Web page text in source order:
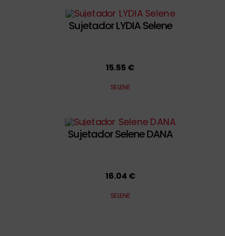
Sujetador LYDIA Selene
15.55 €
SELENE
Sujetador Selene DANA
16.04 €
SELENE